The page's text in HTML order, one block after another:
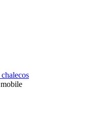
chalecos